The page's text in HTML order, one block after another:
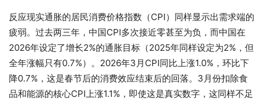
反应现实通胀的居民消费价格指数（CPI）同样显示出需求端的
疲弱。过去两三年，中国CPI多次接近零甚至为负，而中国在
2026年设定了增长2%的通胀目标（2025年同样设定为2%，但
全年涨幅只有0.7%）。2026年3月CPI同比上涨1.0%，环比下
降0.7%，这是春节后的消费效应结束后的回落。3月份扣除食
品和能源的核心CPI上涨1.1%，即使这是真实数字，这同样不足